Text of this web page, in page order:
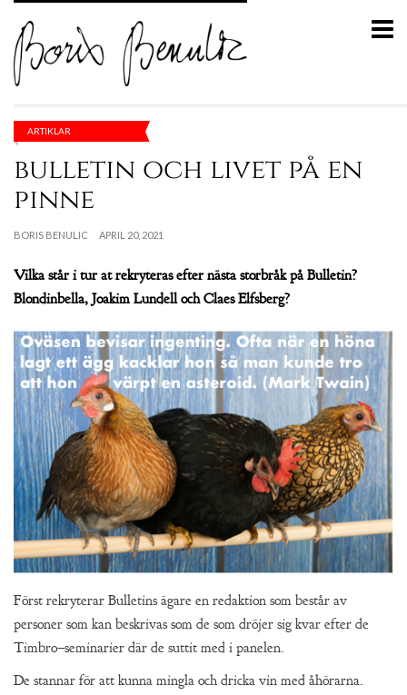
ARTIKLAR
bulletin och livet på en
pinne
BORIS BENULIC APRIL 20, 2021
Vilka står i tur at rekryteras efter nästa storbråk på Bulletin?
Blondinbella, Joakim Lundell och Claes Elfsberg?
Först rekryterar Bulletins ägare en redaktion som består av
personer som kan beskrivas som de som dröjer sig kvar efter de
Timbro–seminarier där de suttit med i panelen.
De stannar för att kunna mingla och dricka vin med åhörarna.